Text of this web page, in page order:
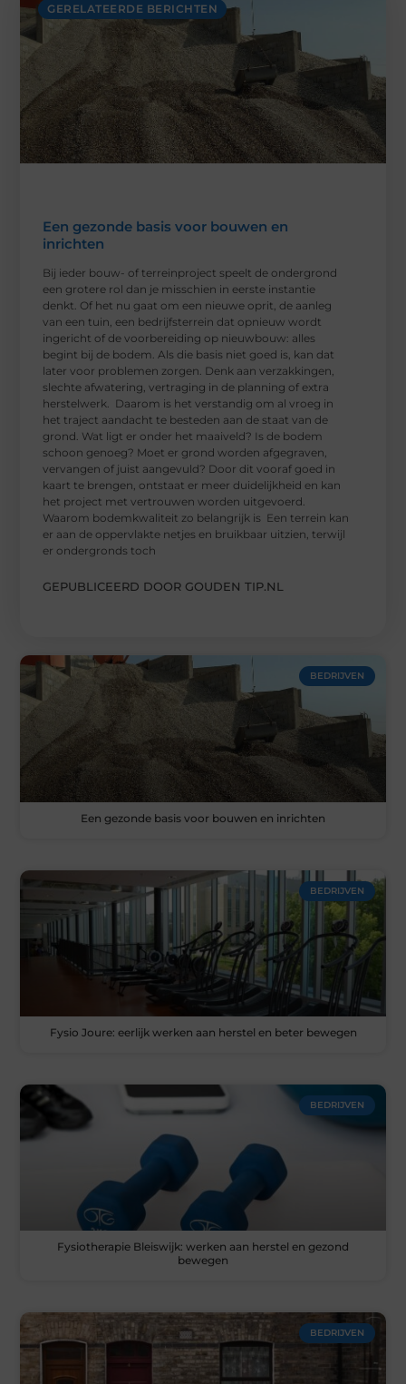
GERELATEERDE BERICHTEN
Een gezonde basis voor bouwen en
inrichten
Bij ieder bouw- of terreinproject speelt de ondergrond
een grotere rol dan je misschien in eerste instantie
denkt. Of het nu gaat om een nieuwe oprit, de aanleg
van een tuin, een bedrijfsterrein dat opnieuw wordt
ingericht of de voorbereiding op nieuwbouw: alles
begint bij de bodem. Als die basis niet goed is, kan dat
later voor problemen zorgen. Denk aan verzakkingen,
slechte afwatering, vertraging in de planning of extra
herstelwerk. Daarom is het verstandig om al vroeg in
het traject aandacht te besteden aan de staat van de
grond. Wat ligt er onder het maaiveld? Is de bodem
schoon genoeg? Moet er grond worden afgegraven,
vervangen of juist aangevuld? Door dit vooraf goed in
kaart te brengen, ontstaat er meer duidelijkheid en kan
het project met vertrouwen worden uitgevoerd.
Waarom bodemkwaliteit zo belangrijk is Een terrein kan
er aan de oppervlakte netjes en bruikbaar uitzien, terwijl
er ondergronds toch
GEPUBLICEERD DOOR GOUDEN TIP.NL
BEDRIJVEN
Een gezonde basis voor bouwen en inrichten
BEDRIJVEN
Fysio Joure: eerlijk werken aan herstel en beter bewegen
BEDRIJVEN
Fysiotherapie Bleiswijk: werken aan herstel en gezond
bewegen
BEDRIJVEN